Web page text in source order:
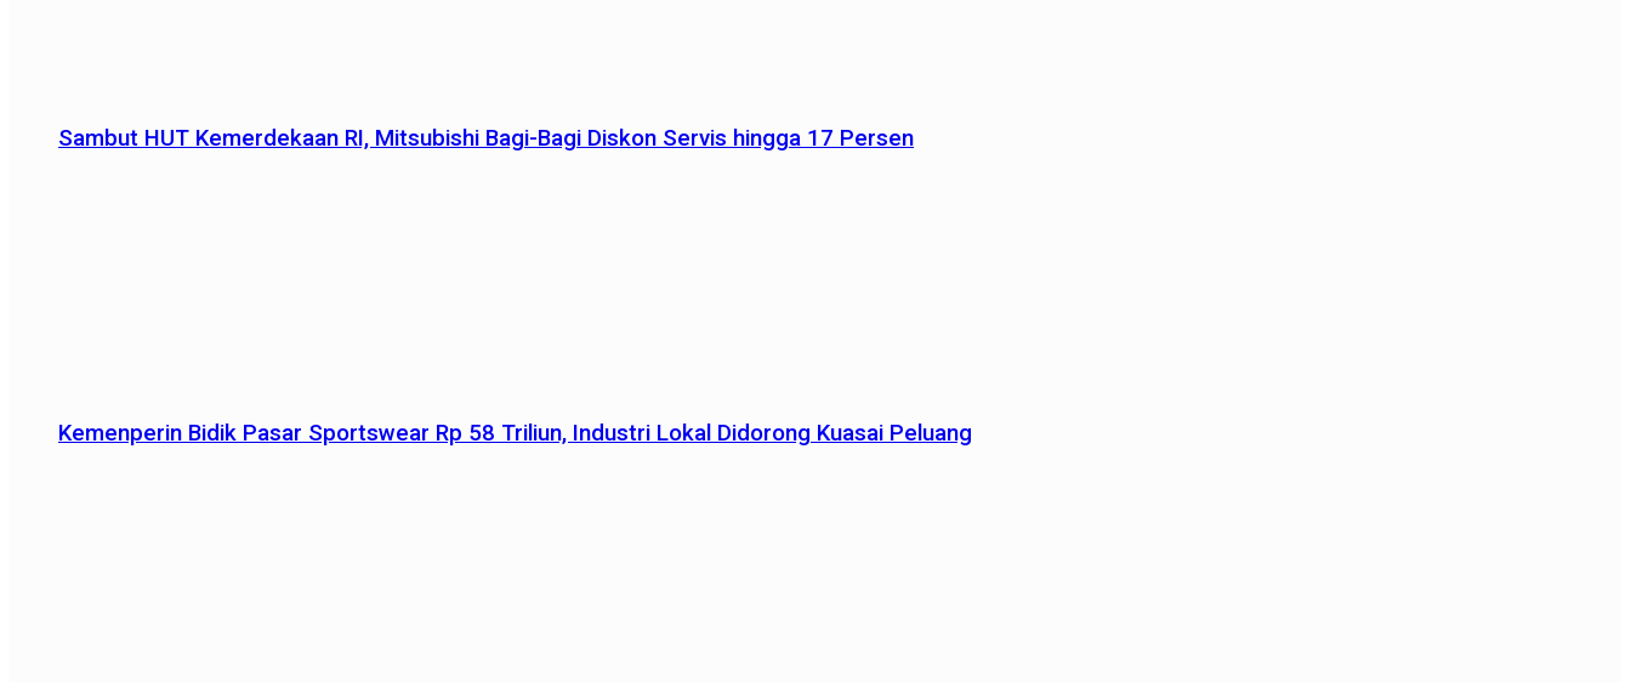
Sambut HUT Kemerdekaan RI, Mitsubishi Bagi-Bagi Diskon Servis hingga 17 Persen
Kemenperin Bidik Pasar Sportswear Rp 58 Triliun, Industri Lokal Didorong Kuasai Peluang